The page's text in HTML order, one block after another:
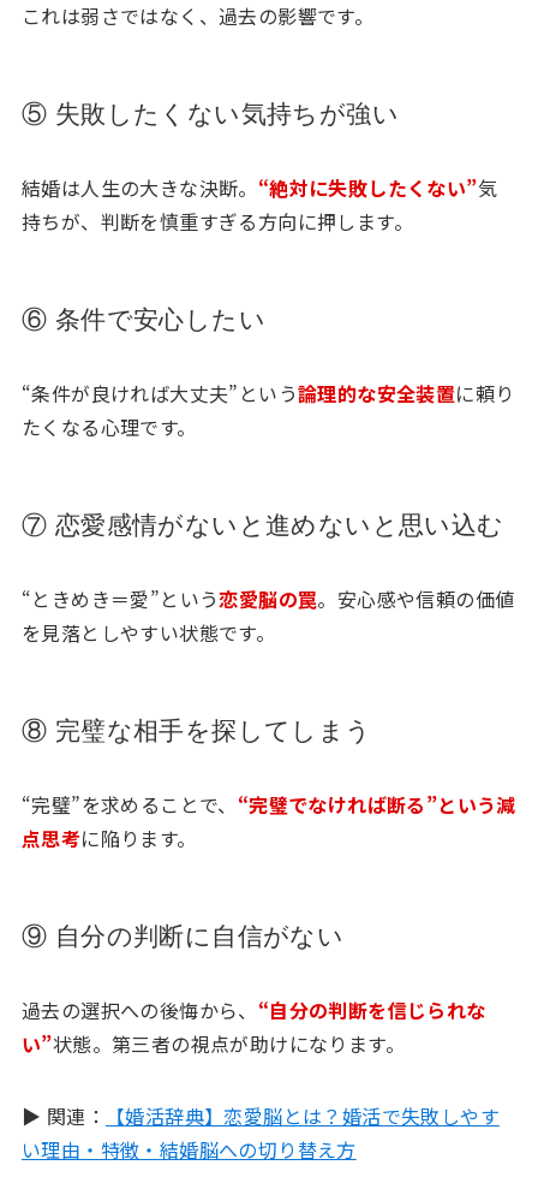
これは弱さではなく、過去の影響です。
⑤ 失敗したくない気持ちが強い
結婚は人生の大きな決断。 “絶対に失敗したくない”気
持ちが、判断を慎重すぎる方向に押します。
⑥ 条件で安心したい
“条件が良ければ大丈夫”という論理的な安全装置に頼り
たくなる心理です。
⑦ 恋愛感情がないと進めないと思い込む
“ときめき＝愛”という恋愛脳の罠。安心感や信頼の価値
を見落としやすい状態です。
⑧ 完璧な相手を探してしまう
“完璧”を求めることで、 “完璧でなければ断る”という減
点思考に陥ります。
⑨ 自分の判断に自信がない
過去の選択への後悔から、 “自分の判断を信じられな
い”状態。第三者の視点が助けになります。
▶ 関連：
【婚活辞典】恋愛脳とは？婚活で失敗しやす
い理由・特徴・結婚脳への切り替え方